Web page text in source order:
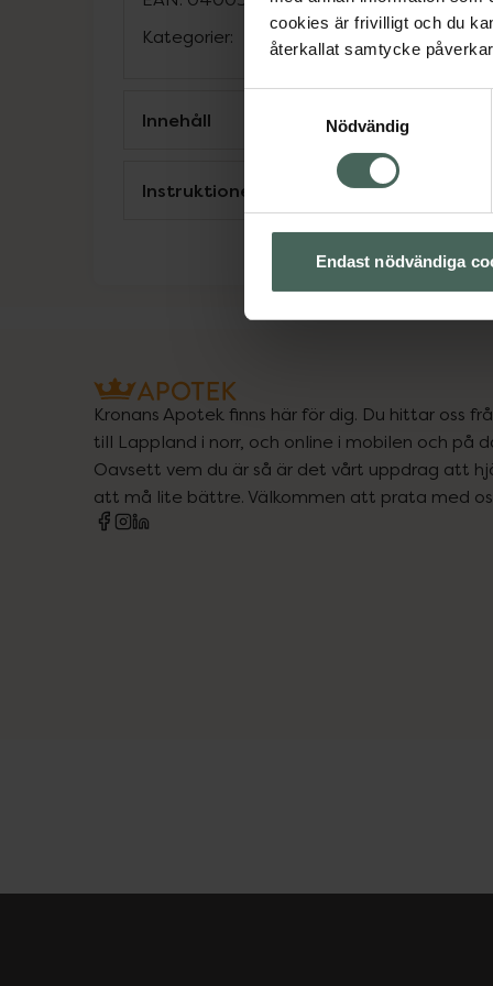
cookies är frivilligt och du
återkallat samtycke
Nödvändig
Endast nödvändiga
Kategorier:
Innehåll
Instruktioner
Kronans Apotek finns här för dig. Du hittar oss
till Lappland i norr, och online i mobilen och på
Oavsett vem du är så är det vårt uppdrag att
att må lite bättre. Välkommen att prata med